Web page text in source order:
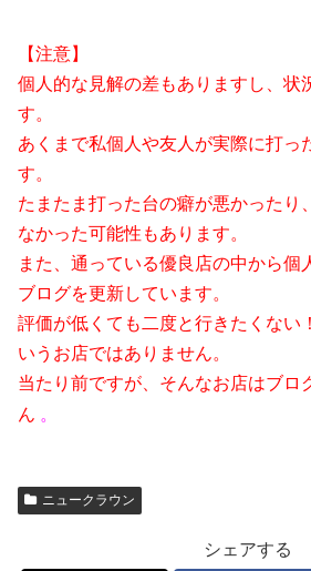
【注意】
個人的な見解の差もありますし、状
す。
あくまで私個人や友人が実際に打っ
す。
たまたま打った台の癖が悪かったり
なかった可能性もあります。
また、通っている優良店の中から個
ブログを更新しています。
評価が低くても二度と行きたくない
いうお店ではありません。
当たり前ですが、そんなお店はブロ
ん 。
ニュークラウン
シェアする